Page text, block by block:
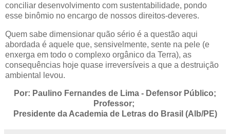
conciliar desenvolvimento com sustentabilidade, pondo
esse binômio no encargo de nossos direitos-deveres.
Quem sabe dimensionar quão sério é a questão aqui
abordada é aquele que, sensivelmente, sente na pele (e
enxerga em todo o complexo orgânico da Terra), as
consequências hoje quase irreversíveis a que a destruição
ambiental levou.
Por: Paulino Fernandes de Lima - Defensor Público;
Professor;
Presidente da Academia de Letras do Brasil (Alb/PE)